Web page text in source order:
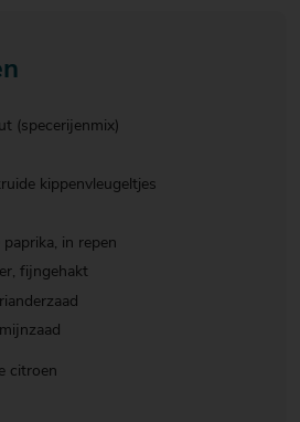
(specerijenmix)
kippenvleugeltjes
in repen
fijngehakt
citroen